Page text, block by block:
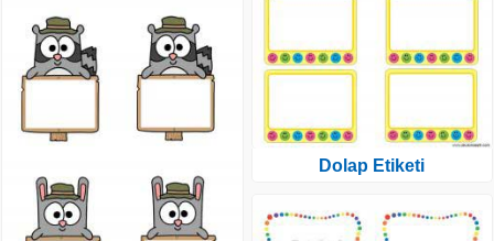
Dolap Etiketi